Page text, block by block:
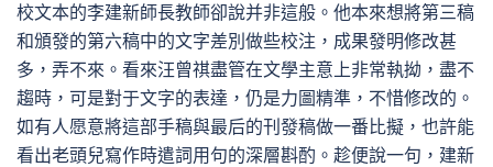
校文本的李建新師長教師卻說并非這般。他本來想將第三稿
和頒發的第六稿中的文字差別做些校注，成果發明修改甚
多，弄不來。看來汪曾祺盡管在文學主意上非常執拗，盡不
趨時，可是對于文字的表達，仍是力圖精準，不惜修改的。
如有人愿意將這部手稿與最后的刊發稿做一番比擬，也許能
看出老頭兒寫作時遣詞用句的深層斟酌。趁便說一句，建新